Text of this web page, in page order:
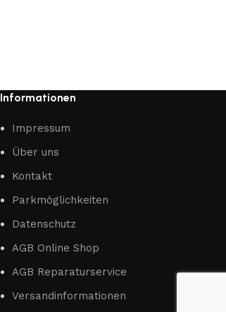
Informationen
Impressum
Über uns
Kontakt
Parkmöglichkeiten
Datenschutz
AGB Online Shop
AGB Reparaturservice
Versandinformationen